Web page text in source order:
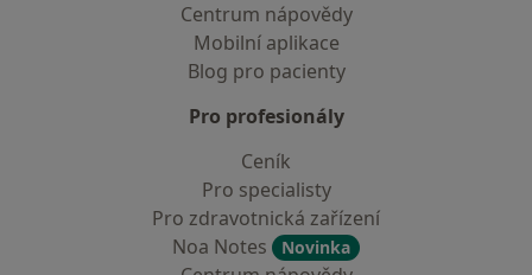
Centrum nápovědy
Mobilní aplikace
Blog pro pacienty
Pro profesionály
Ceník
Pro specialisty
Pro zdravotnická zařízení
Noa Notes
Novinka